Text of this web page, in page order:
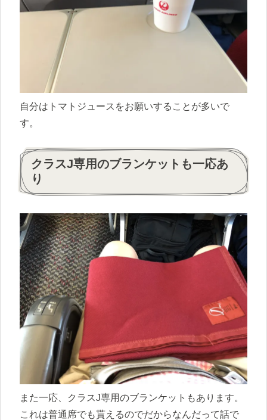
自分はトマトジュースをお願いすることが多いで
す。
クラスJ専用のブランケットも一応あ
り
また一応、クラスJ専用のブランケットもあります。
これは普通席でも貰えるのでだからなんだって話で